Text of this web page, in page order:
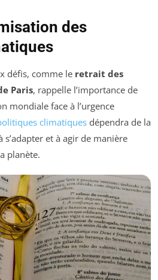
des
défis, comme le retrait des
Paris, rappelle l’importance de
mondiale face à l’urgence
climatiques dépendra de la
s’adapter et à agir de manière
planète.